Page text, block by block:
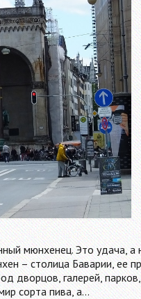
мюнхенец. Это удача, а
– столица Баварии, ее
дворцов, галерей,
сорта пива, а…